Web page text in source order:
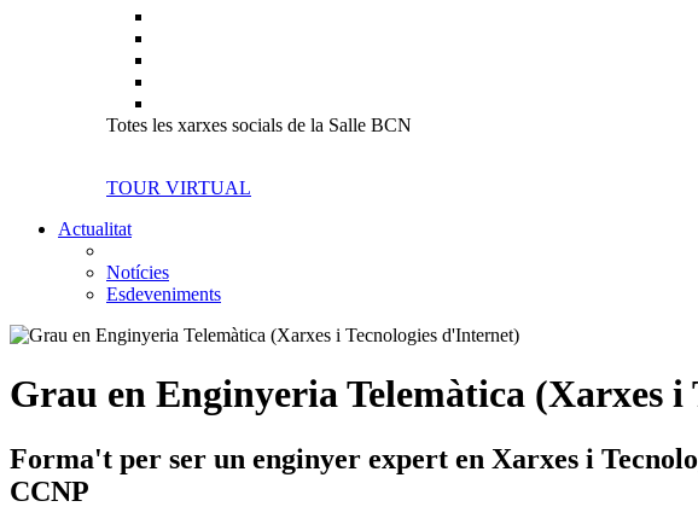
Totes les xarxes socials de la Salle BCN
TOUR VIRTUAL
Actualitat
Notícies
Esdeveniments
Grau en Enginyeria Telemàtica (Xarxes
Forma't per ser un enginyer expert en Xarxes i
CCNP